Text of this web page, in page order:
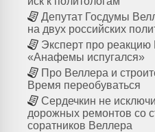
Депутат Госдумы
на двух российских
Эксперт про реакцию
«Анафемы испугался»
Про Веллера и
Время переобуваться
Сердечкин не
дорожных ремонтов со
соратников Веллера